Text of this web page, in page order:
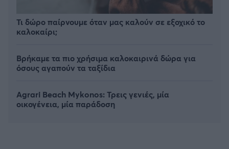
Τι δώρο παίρνουμε όταν μας καλούν σε εξοχικό το
καλοκαίρι;
Βρήκαμε τα πιο χρήσιμα καλοκαιρινά δώρα για
όσους αγαπούν τα ταξίδια
Agrari Beach Mykonos: Τρεις γενιές, μία
οικογένεια, μία παράδοση